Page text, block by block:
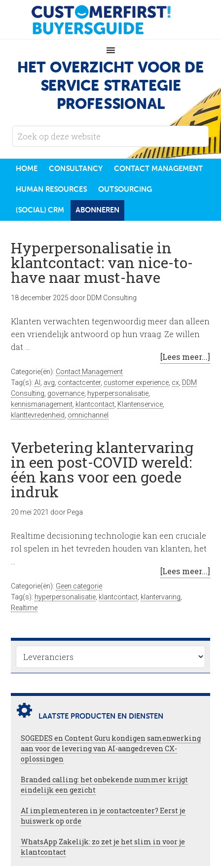
HET OVERZICHT VOOR DE
SERVICE STRATEGIE
PROFESSIONAL
HOME CONSULTANCY CONTACT MANAGEMENT
HUMAN RESOURCES OUTSOURCING
(SOCIAL) CRM ABONNEREN
Hyperpersonalisatie in
klantcontact: van nice-to-
have naar must-have
18 december 2025 door DDM Consulting
Klanten verwachten tegenwoordig meer dan alleen
een vriendelijk antwoord op hun vraag. Ze willen
dat …
[Lees meer...]
Categorie(ën): Contact Management
Tag(s):AI avg contactcenter, customer experience cx DDM
Consulting governance hyperpersonalisatie
kennismanagement klantcontact Klantenservice
klanttevredenheid omnichannel
Verbetering klantervaring
in een post-COVID wereld:
één kans voor een goede
indruk
20 mei 2021 door Pega
Realtime decisioning technologie kan een cruciale
rol spelen in het tevreden houden van klanten, het
[Lees meer...]
Categorie(ën): Geen categorie
Tag(s): hyperpersonalisatie klantcontact klantervaring
Realtime
LAATSTE PRODUCTEN EN DIENSTEN
SOGEDES en Content Guru kondigen samenwerking
aan voor de levering van AI-aangedreven CX-
oplossingen
Branded calling: het onbekende nummer krijgt
eindelijk een gezicht
AI implementeren in je contactcenter? Eerst je
huiswerk op orde
WhatsApp Zakelijk: zo zet je het slim in voor je
klantcontact